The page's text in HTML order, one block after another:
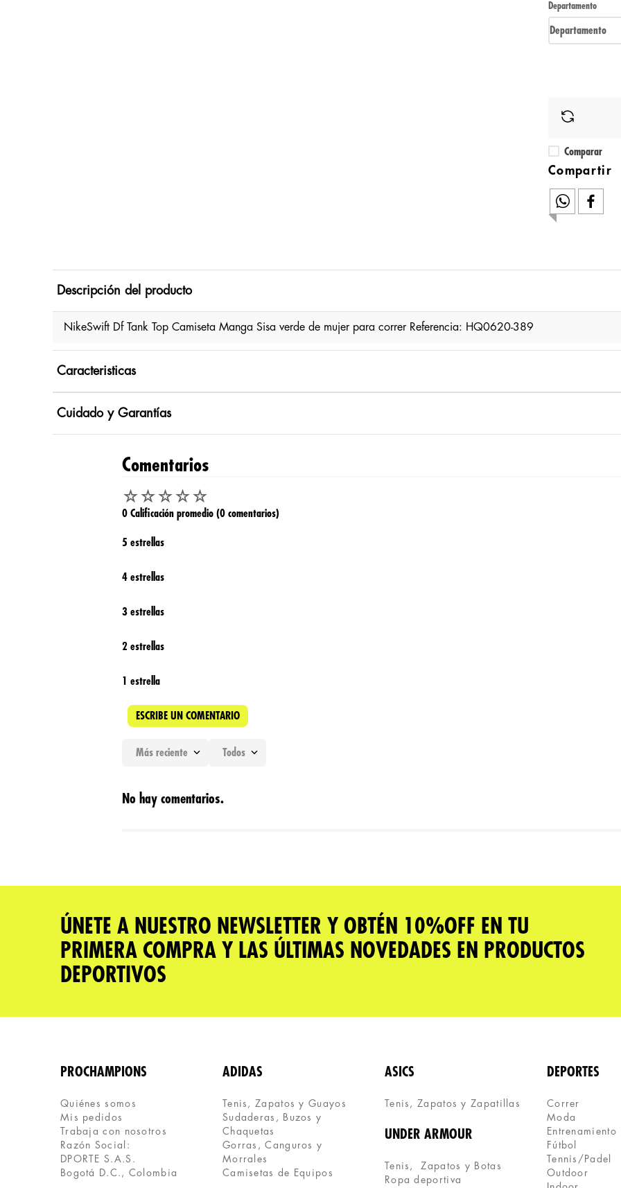
Departamento
Departamento
Comparar
Descripción del producto
NikeSwift Df Tank Top Camiseta Manga Sisa verde de mujer para correr Referencia: HQ0620-389
Caracteristicas
Cuidado y Garantías
Comentarios
☆☆☆☆☆
0 Calificación promedio (0 comentarios)
5 estrellas
4 estrellas
3 estrellas
2 estrellas
1 estrella
ESCRIBE UN COMENTARIO
★★★★★
Dirección de email
ENVIAR COMENTARIO
Más reciente Todos
No hay comentarios.
ÚNETE A NUESTRO NEWSLETTER Y OBTÉN 10%OFF EN TU
PRIMERA COMPRA Y LAS ÚLTIMAS NOVEDADES EN PRODUCTOS
DEPORTIVOS
PROCHAMPIONS
Quiénes somos
Mis pedidos
Trabaja con nosotros
Razón Social:
DPORTE S.A.S.
Bogotá D.C., Colombia
ADIDAS
Tenis, Zapatos y Guayos
Sudaderas, Buzos y
Chaquetas
Gorras, Canguros y
Morrales
Camisetas de Equipos
ASICS
Tenis, Zapatos y Zapatillas
UNDER ARMOUR
Tenis,  Zapatos y Botas
Ropa deportiva
DEPORTES
Correr
Moda
Entrenamiento
Fútbol
Tennis/Padel
Outdoor